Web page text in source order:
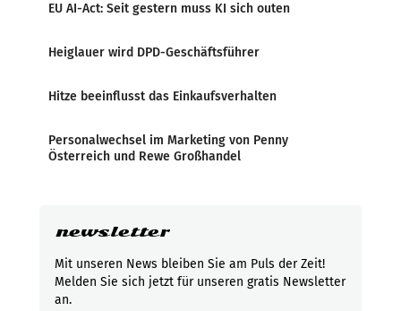
EU AI-Act: Seit gestern muss KI sich outen
Heiglauer wird DPD-Geschäftsführer
Hitze beeinflusst das Einkaufsverhalten
Personalwechsel im Marketing von Penny
Österreich und Rewe Großhandel
newsletter
Mit unseren News bleiben Sie am Puls der Zeit!
Melden Sie sich jetzt für unseren gratis Newsletter
an.